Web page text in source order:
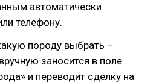
автоматически
телефону.
породу выбрать –
заносится в поле
и переводит сделку на